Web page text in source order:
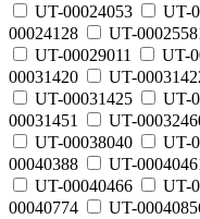
UT-00024053
UT-
00024128
UT-
UT-00029011
UT-
00031420
UT-
UT-00031425
UT-
00031451
UT-
UT-00038040
UT-
00040388
UT-
UT-00040466
UT-
00040774
UT-